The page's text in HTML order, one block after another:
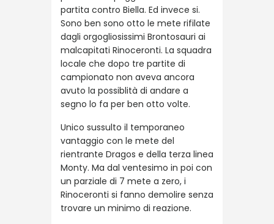
partita contro Biella. Ed invece si.
Sono ben sono otto le mete rifilate
dagli orgogliosissimi Brontosauri ai
malcapitati Rinoceronti. La squadra
locale che dopo tre partite di
campionato non aveva ancora
avuto la possiblità di andare a
segno lo fa per ben otto volte.
Unico sussulto il temporaneo
vantaggio con le mete del
rientrante Dragos e della terza linea
Monty. Ma dal ventesimo in poi con
un parziale di 7 mete a zero, i
Rinoceronti si fanno demolire senza
trovare un minimo di reazione.